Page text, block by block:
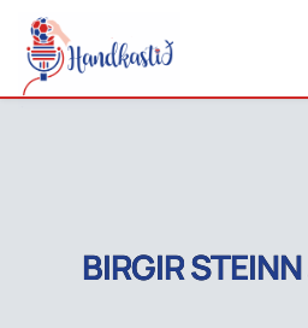
BIRGIR